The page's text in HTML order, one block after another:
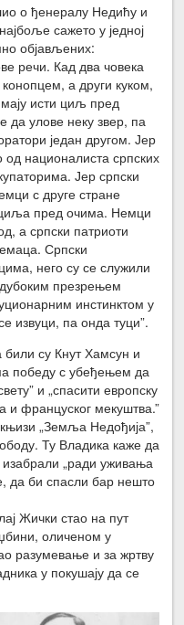
о ђенералу Недићу и
сажето у једној
објављених:
речи. Кад два човека
а други куком,
исти циљ пред
да улове неку звер, па
један другом. Јер
националиста српских
Јер српски
с друге стране
пред очима. Немци
а српски патриоти
Српски
него су се служили
презрењем
инстинктом у
извуци, па онда туци”.
су Кнут Хамсун и
победу с убеђењем да
и „спасити европску
и француског мекуштва.”
„Земља Недођија”,
Ту Владика каже да
„ради уживања
да би спасли бар нешто
Жички стао на пут
оличеном у
разумевање и за жртву
у покушају да се